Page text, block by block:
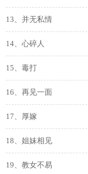
13、并无私情
14、心碎人
15、毒打
16、再见一面
17、厚嫁
18、姐妹相见
19、教女不易